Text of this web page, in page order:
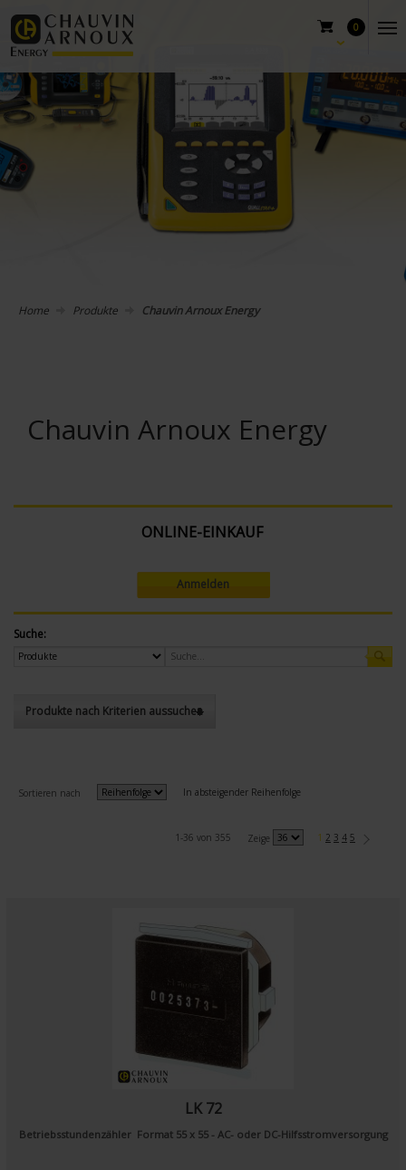
0
Home Produkte Chauvin Arnoux Energy
Chauvin Arnoux Energy
ONLINE-EINKAUF
Anmelden
Suche:
Produkte nach Kriterien aussuchen
Sortieren nach In absteigender Reihenfolge
1-36 von 355 Zeige 1 2 3 4 5
LK 72
Betriebsstundenzähler Format 55 x 55 - AC- oder DC-Hilfsstromversorgung